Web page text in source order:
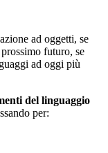
ad oggetti, se
futuro, se
ad oggi più
del linguaggio
per: